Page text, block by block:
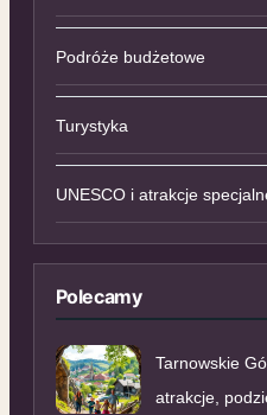
Podróże budżetowe
Turystyka
UNESCO i atrakcje
Polecamy
Tarnowskie
atrakcje,